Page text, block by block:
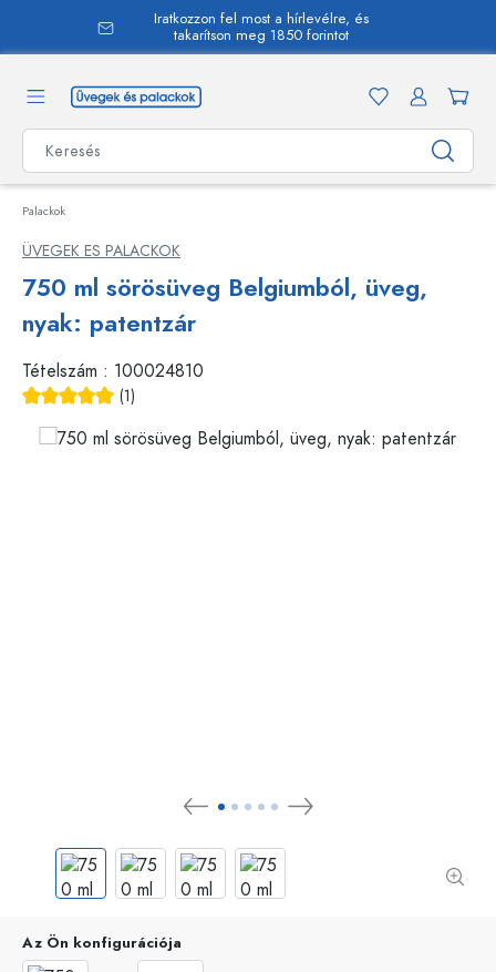
Iratkozzon fel most a hírlevélre, és
takarítson meg 1850 forintot
Palackok
ÜVEGEK ES PALACKOK
750 ml sörösüveg Belgiumból, üveg,
nyak: patentzár
Tételszám : 100024810
(1)
Az Ön konfigurációja